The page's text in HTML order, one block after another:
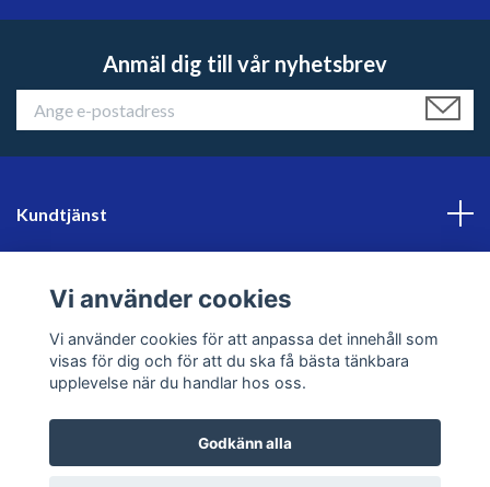
Anmäl dig till vår nyhetsbrev
Kundtjänst
Sociala medier
Vi använder cookies
Vi använder cookies för att anpassa det innehåll som
visas för dig och för att du ska få bästa tänkbara
upplevelse när du handlar hos oss.
Godkänn alla